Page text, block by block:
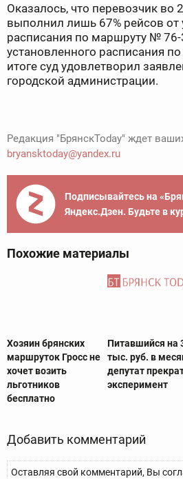
Оказалось, что перевозчик во
выполнил лишь 67% рейсов от
расписания по маршруту № 76-
установленного расписания
итоге суд удовлетворил
городской администрации.
Редакция "БрянскToday" ждет
bryansktoday@yandex.ru
Подписывайтесь на
Яндекс.Дзен. Будьте в
Похожие материалы
Хозяин брянских
маршруток Гросс не
хочет возить
льготников
бесплатно
Питавшийся на
тыс. руб. в
депутат
эксперимент
Добавить комментарий
Оставляя свой комментарий, Вы